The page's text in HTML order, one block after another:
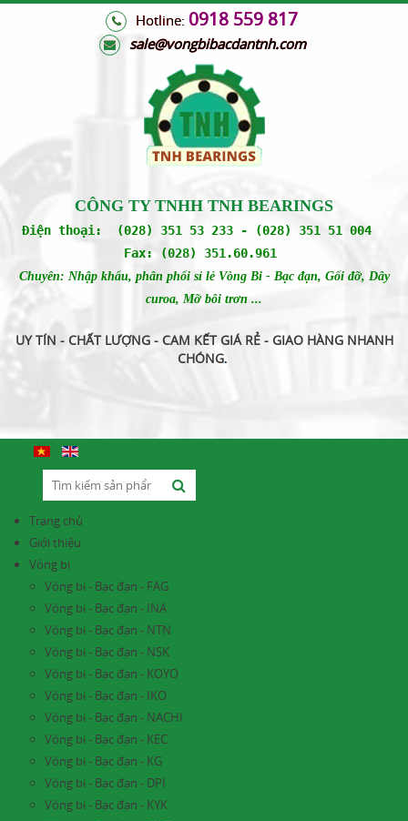
Hotline: 0918 559 817
sale@vongbibacdantnh.com
CÔNG TY TNHH TNH BEARINGS
Điện thoại: (028) 351 53 233 - (028) 351 51 004
Fax: (028) 351.60.961
Chuyên: Nhập khẩu, phân phối sỉ lẻ Vòng Bi - Bạc đạn, Gối đỡ, Dây
curoa, Mỡ bôi trơn ...
UY TÍN - CHẤT LƯỢNG - CAM KẾT GIÁ RẺ - GIAO HÀNG NHANH
CHÓNG.
Trang chủ
Giới thiệu
Vòng bi
Vòng bi - Bạc đạn - FAG
Vòng bi - Bạc đạn - INA
Vòng bi - Bạc đạn - NTN
Vòng bi - Bạc đạn - NSK
Vòng bi - Bạc đạn - KOYO
Vòng bi - Bạc đạn - IKO
Vòng bi - Bạc đạn - NACHI
Vòng bi - Bạc đạn - KEC
Vòng bi - Bạc đạn - KG
Vòng bi - Bạc đạn - DPI
Vòng bi - Bạc đạn - KYK